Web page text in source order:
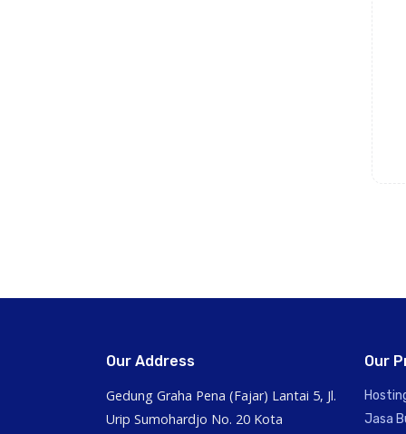
Our Address
Gedung Graha Pena (Fajar) Lantai 5, Jl.
Urip Sumohardjo No. 20 Kota
Our
Jasa